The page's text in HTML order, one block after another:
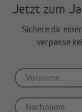
Jetzt zum
Sichere dir
verpasse